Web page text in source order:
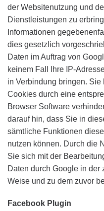
der Websitenutzung und
Dienstleistungen zu
Informationen
dies gesetzlich
Daten im Auftrag von
keinem Fall Ihre IP-
in Verbindung bringen.
Cookies durch eine
Browser Software
darauf hin, dass Sie in
sämtliche Funktionen
nutzen können. Durch die
Sie sich mit der
Daten durch Google in der
Weise und zu dem zuvor
Facebook Plugin